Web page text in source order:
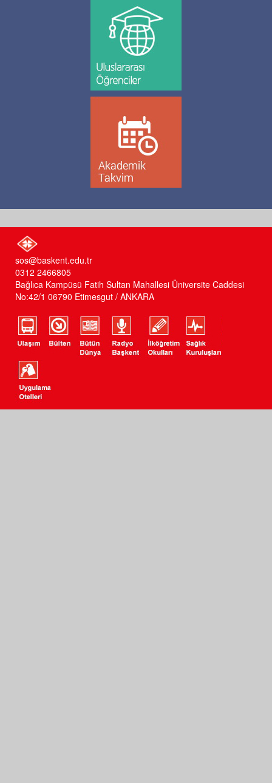
sos@baskent.edu.tr
0312 2466805
Bağlıca Kampüsü Fatih Sultan Mahallesi Üniversite Caddesi
No:42/1 06790 Etimesgut / ANKARA